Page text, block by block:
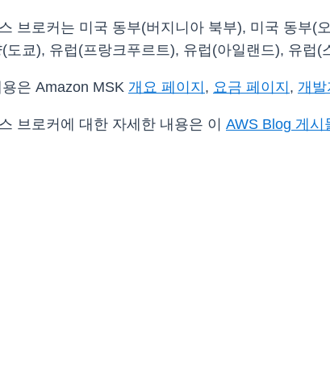
브로커는 미국 동부(버지니아 북부), 미국 동부(
도쿄), 유럽(프랑크푸르트), 유럽(아일랜드), 유럽(
은 Amazon MSK 개요 페이지 , 요금 페이지 , 개발
브로커에 대한 자세한 내용은 이 AWS Blog 게시